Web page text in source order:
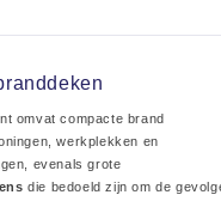
omvat compacte brand
werkplekken en
evenals grote
die bedoeld zijn om de